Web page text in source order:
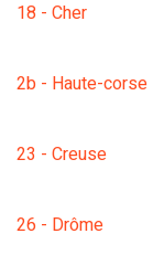
18 - Cher
2b - Haute-corse
23 - Creuse
26 - Drôme